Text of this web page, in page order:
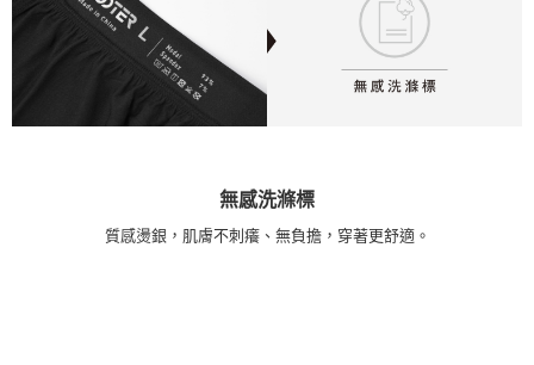
無感洗滌標
質感燙銀，肌膚不刺癢、無負擔，穿著更舒適。